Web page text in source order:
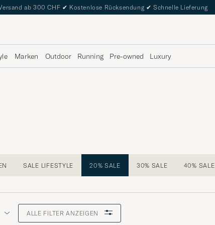
ab 300 CHF ✔ Kostenlose Rücksendung ✔ Schnelle Lieferung
Marken Outdoor Running Pre-owned Luxury
SALE LIFESTYLE 20% SALE 30% SALE 40% SALE
ALLE FILTER ANZEIGEN